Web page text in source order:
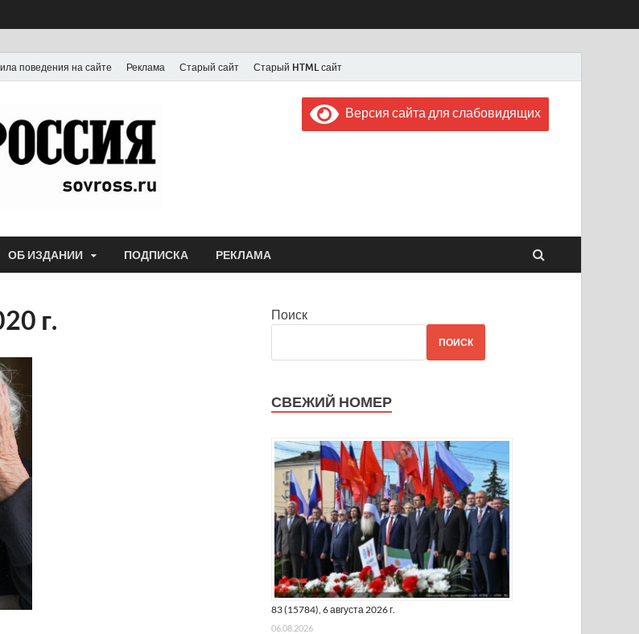
поведения на сайте Реклама Старый сайт Старый HTML сайт
Газета "Советская Россия"
Выпускается с июля 1956 года
Версия сайта для слабовидящих
ОБ ИЗДАНИИ ПОДПИСКА РЕКЛАМА
г. Поиск
ПОИСК
СВЕЖИЙ НОМЕР
83 (15784), 6 августа 2026 г.
06.08.2026